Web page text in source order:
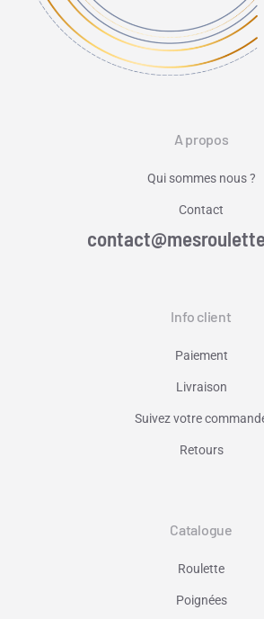
A propos
Qui sommes nous ?
Contact
Info client
Paiement
Livraison
Suivez votre
Retours
Catalogue
Roulette
Poignées